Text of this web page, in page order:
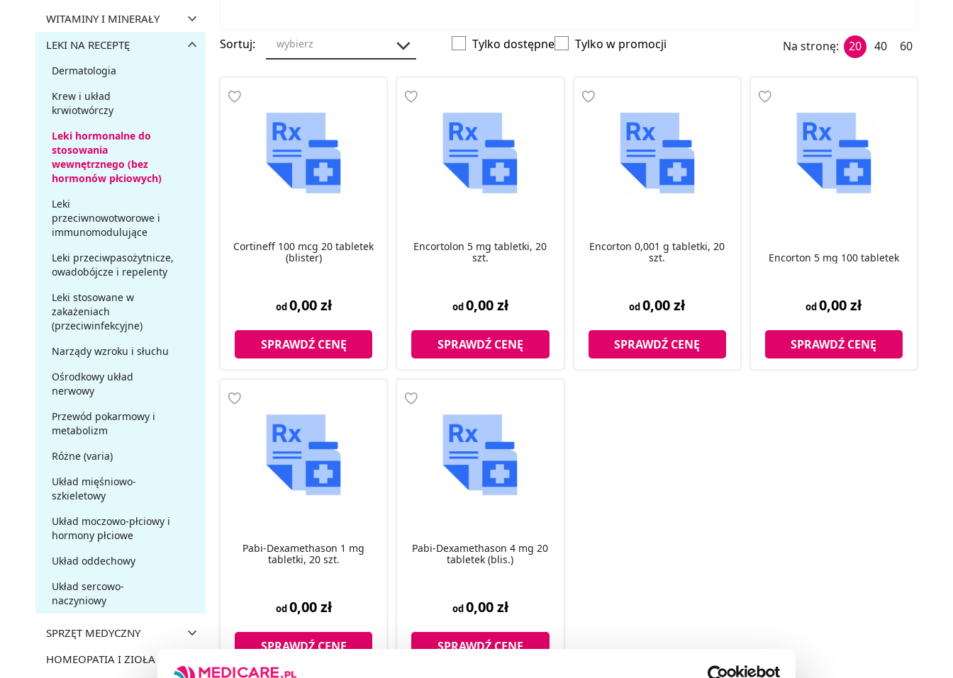
WITAMINY I MINERAŁY
LEKI NA RECEPTĘ
Dermatologia
Krew i układ
krwiotwórczy
Leki hormonalne do
stosowania
wewnętrznego (bez
hormonów płciowych)
Leki
przeciwnowotworowe i
immunomodulujące
Leki przeciwpasożytnicze,
owadobójcze i repelenty
Leki stosowane w
zakażeniach
(przeciwinfekcyjne)
Narządy wzroku i słuchu
Ośrodkowy układ
nerwowy
Przewód pokarmowy i
metabolizm
Różne (varia)
Układ mięśniowo-
szkieletowy
Układ moczowo-płciowy i
hormony płciowe
Układ oddechowy
Układ sercowo-
naczyniowy
SPRZĘT MEDYCZNY
HOMEOPATIA I ZIOŁA
Sortuj: wybierz Tylko dostępne Tylko w promocji Na stronę: 20 40 60
Cortineff 100 mcg 20 tabletek
(blister)
od 0,00 zł
SPRAWDŹ CENĘ
Encortolon 5 mg tabletki, 20
szt.
od 0,00 zł
SPRAWDŹ CENĘ
Encorton 0,001 g tabletki, 20
szt.
od0,00 zł
SPRAWDŹ CENĘ
Encorton 5 mg 100 tabletek
od0,00 zł
SPRAWDŹ CENĘ
Pabi-Dexamethason 1 mg
tabletki, 20 szt.
od 0,00 zł
SPRAWDŹ CENĘ
Pabi-Dexamethason 4 mg 20
tabletek (blis.)
od 0,00 zł
SPRAWDŹ CENĘ